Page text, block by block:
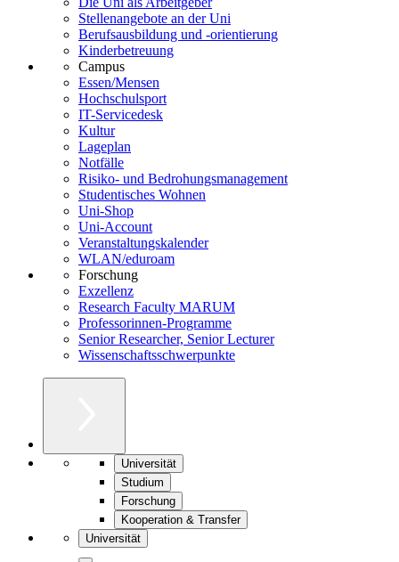
Stellenangebote an der Uni
Berufsausbildung und -orientierung
Kinderbetreuung
Campus
Essen/Mensen
Hochschulsport
IT-Servicedesk
Kultur
Lageplan
Notfälle
Risiko- und Bedrohungsmanagement
Studentisches Wohnen
Uni-Shop
Uni-Account
Veranstaltungskalender
WLAN/eduroam
Forschung
Exzellenz
Research Faculty MARUM
Professorinnen-Programme
Senior Researcher, Senior Lecturer
Wissenschaftsschwerpunkte
Universität
Studium
Forschung
Kooperation & Transfer
Universität